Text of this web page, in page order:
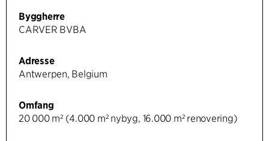
Byggherre
CARVER BVBA
Adresse
Antwerpen, Belgium
Omfang
20 000 m² (4.000 m² nybyg, 16.000 m² renovering)